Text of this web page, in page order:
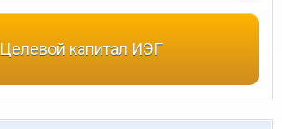
Целевой капитал ИЭГ